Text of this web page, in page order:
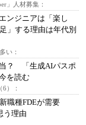
」人材募集：
ンジニアは「楽し
」する理由は年代別
い：
？ 「生成AIパスポ
を読む
）：
職種FDEが需要
う理由